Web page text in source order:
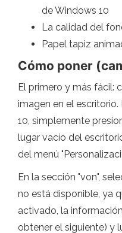
de Windows 10
La calidad del
Papel tapiz
Cómo poner
El primero y más fácil:
imagen en el
10, simplemente
lugar vacío del
del menú
En la sección "von",
no está disponible, ya
activado, la
obtener el siguiente) y